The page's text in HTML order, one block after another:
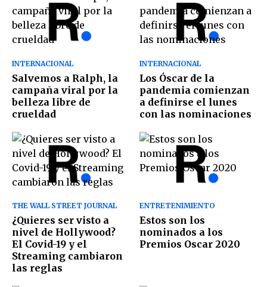
INTERNACIONAL
Salvemos a Ralph, la
campaña viral por la
belleza libre de
crueldad
INTERNACIONAL
Los Óscar de la
pandemia comienzan
a definirse el lunes
con las nominaciones
THE WALL STREET JOURNAL
¿Quieres ser visto a
nivel de Hollywood?
El Covid-19 y el
Streaming cambiaron
las reglas
ENTRETENIMIENTO
Estos son los
nominados a los
Premios Oscar 2020